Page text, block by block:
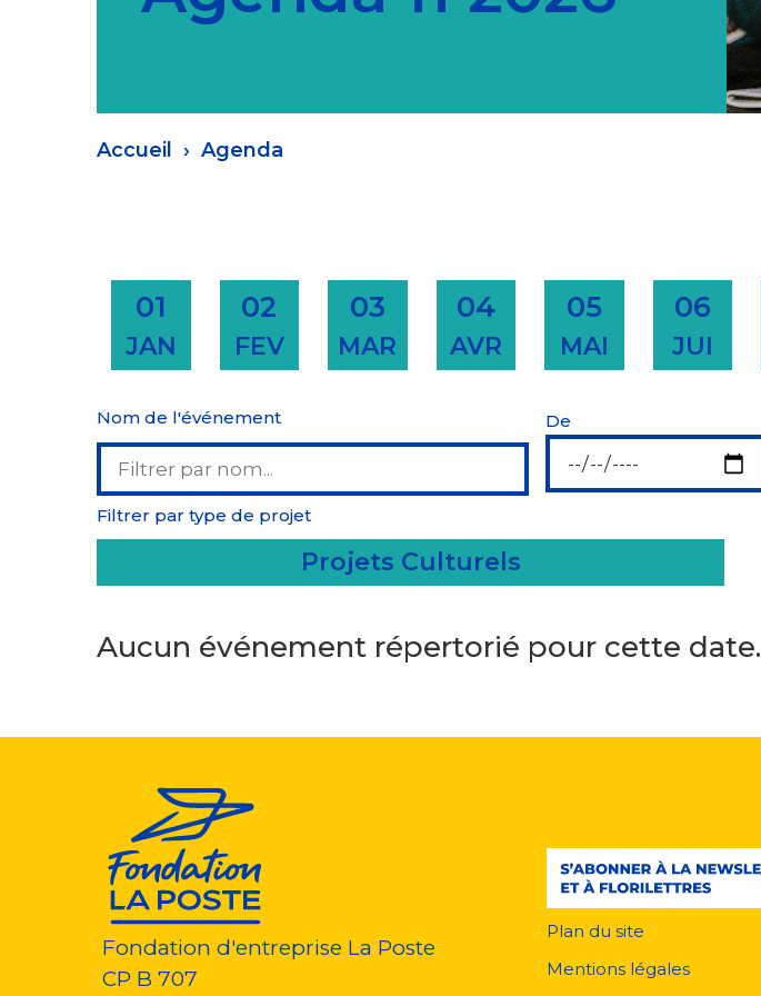
Fil
Accueil Agenda
01
JAN
02
FEV
03
MAR
04
AVR
05
MAI
06
JUI
Nom de l'événement De
Filtrer par type de projet
Projets Culturels
Aucun événement répertorié pour cette date.
Fondation d'entreprise La Poste
CP B 707
pied
Plan du site
Mentions légales